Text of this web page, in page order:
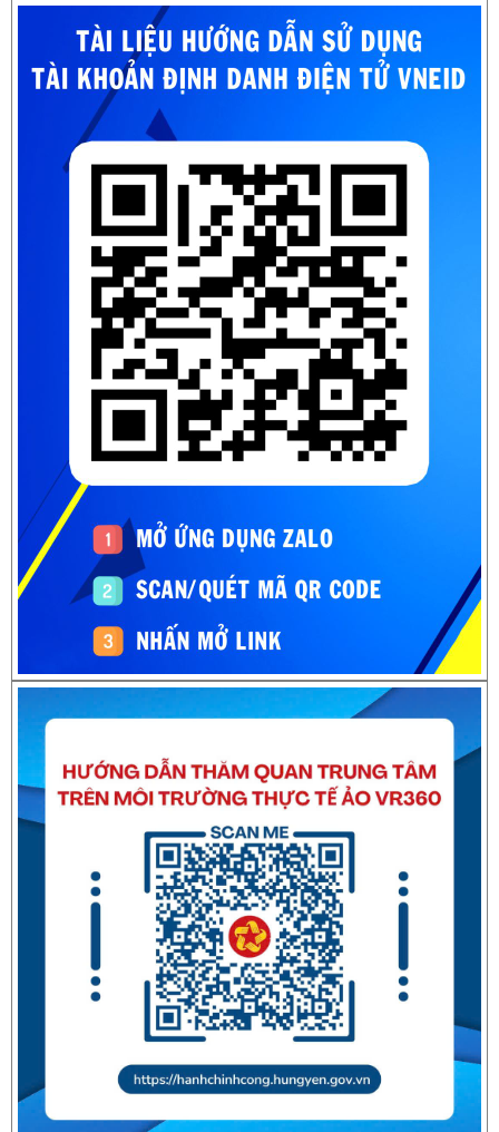
Thông báo về việc nghỉ Tết Nguyên đán Bính Ngọ năm 2026
Thông báo về việc nghỉ Tết Nguyên đán Giáp Thìn năm